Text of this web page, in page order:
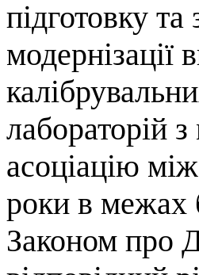
підготовку
модернізації
лабораторій
асоціацію
роки в межах
Законом про